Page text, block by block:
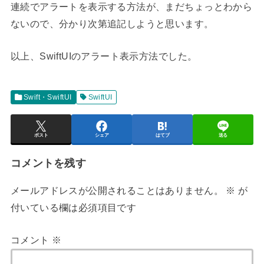
連続でアラートを表示する方法が、まだちょっとわから
ないので、分かり次第追記しようと思います。
以上、SwiftUIのアラート表示方法でした。
Swift・SwiftUI SwiftUI
ポスト シェア はてブ 送る
コメントを残す
メールアドレスが公開されることはありません。 ※ が
付いている欄は必須項目です
コメント ※